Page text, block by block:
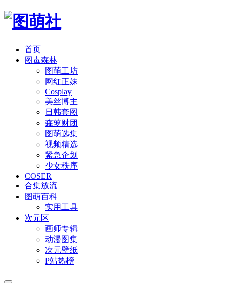
首页
图毒森林
图萌工坊
网红正妹
Cosplay
美丝博主
日韩套图
森萝财团
图萌选集
视频精选
紧急企划
少女秩序
COSER
合集放流
图萌百科
实用工具
次元区
画师专辑
动漫图集
次元壁纸
P站热榜